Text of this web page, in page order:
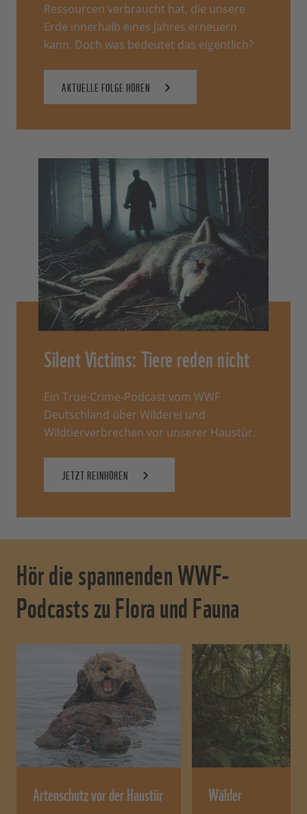
Ressourcen verbraucht hat, die unsere
Erde innerhalb eines Jahres erneuern
kann. Doch was bedeutet das eigentlich?
AKTUELLE FOLGE HÖREN
Silent Victims: Tiere reden nicht
Ein True-Crime-Podcast vom WWF
Deutschland über Wilderei und
Wildtierverbrechen vor unserer Haustür.
JETZT REINHÖREN
Hör die spannenden WWF-
Podcasts zu Flora und Fauna
Artenschutz vor der Haustür Wälder